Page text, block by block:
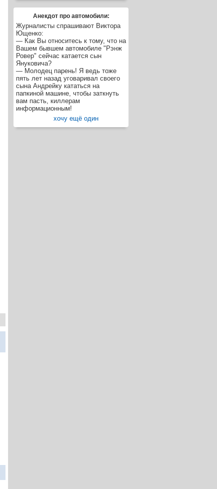
Анекдот про автомобили:
Журналисты спрашивают Виктора
Ющенко:
— Как Вы относитесь к тому, что на
Вашем бывшем автомобиле "Рэнж
Ровер" сейчас катается сын
Януковича?
— Молодец парень! Я ведь тоже
пять лет назад уговаривал своего
сына Андрейку кататься на
папкиной машине, чтобы заткнуть
вам пасть, киллерам
информационным!
хочу ещё один